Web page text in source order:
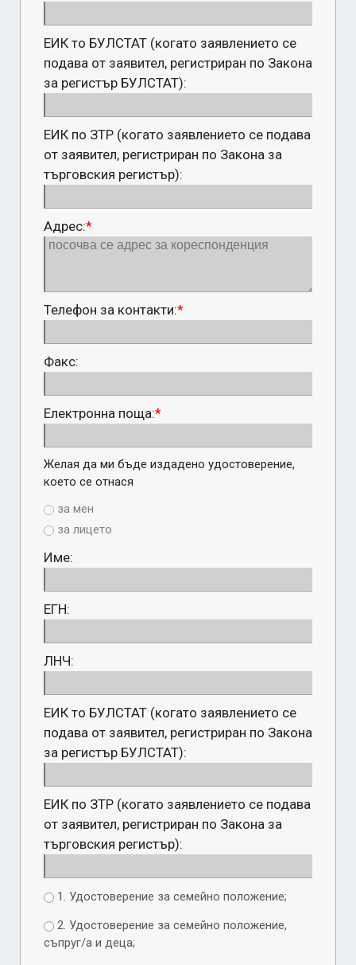
ЕИК то БУЛСТАТ (когато заявлението се
подава от заявител, регистриран по Закона
за регистър БУЛСТАТ):
ЕИК по ЗТР (когато заявлението се подава
от заявител, регистриран по Закона за
търговския регистър):
Адрес:*
Телефон за контакти:*
Факс:
Електронна поща:*
Желая да ми бъде издадено удостоверение,
което се отнася
за мен
за лицето
Име:
ЕГН:
ЛНЧ:
ЕИК то БУЛСТАТ (когато заявлението се
подава от заявител, регистриран по Закона
за регистър БУЛСТАТ):
ЕИК по ЗТР (когато заявлението се подава
от заявител, регистриран по Закона за
търговския регистър):
1. Удостоверение за семейно положение;
2. Удостоверение за семейно положение,
съпруг/а и деца;